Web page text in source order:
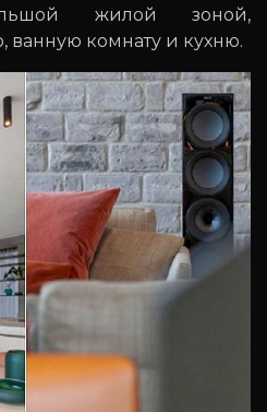
жилой зоной,
комнату и кухню.